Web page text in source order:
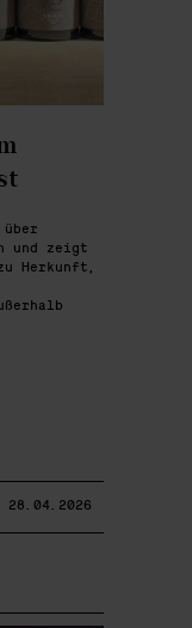
und zeigt
Herkunft,
28.04.2026